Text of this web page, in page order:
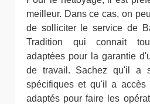
meilleur. Dans ce cas, on
de solliciter le service de
Tradition qui connait
adaptées pour la garantie
de travail. Sachez qu'il a
spécifiques et qu'il a accès
adaptés pour faire les